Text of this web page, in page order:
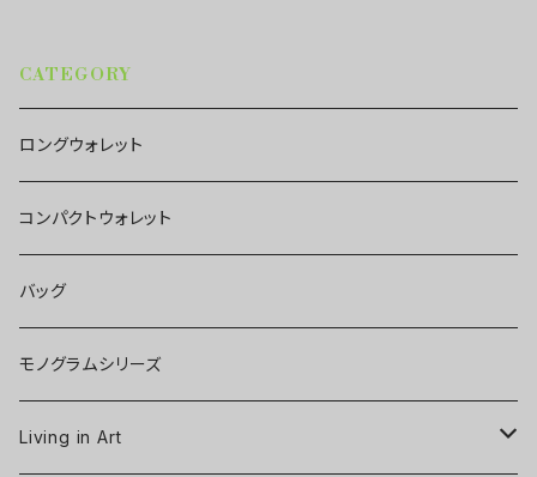
CATEGORY
ロングウォレット
コンパクトウォレット
バッグ
モノグラムシリーズ
Living in Art